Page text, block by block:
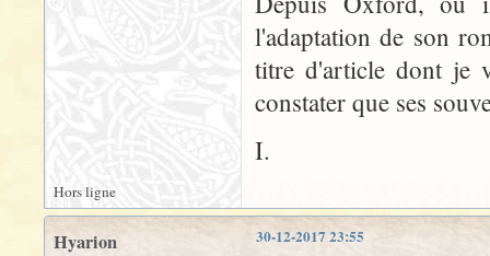
l'adaptation de son
titre d'article dont je
constater que ses
I.
Hors ligne
30-12-2017 23:55
Hyarion